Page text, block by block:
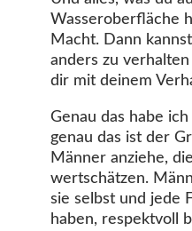
Wasseroberfläche
Macht. Dann
anders zu
dir mit deinem
Genau das habe
genau das ist der
Männer anziehe,
wertschätzen.
sie selbst und jede
haben, respektvoll